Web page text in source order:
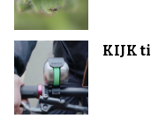
KIJK